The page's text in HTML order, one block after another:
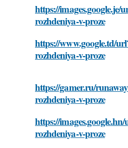
https://images.google.je/
rozhdeniya-v-proze
https://www.google.td/
rozhdeniya-v-proze
https://gamer.ru/
rozhdeniya-v-proze
https://
rozhdeniya-v-proze